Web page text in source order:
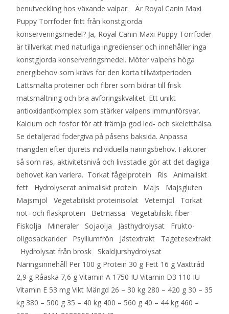
benutveckling hos växande valpar. Är Royal Canin Maxi
Puppy Torrfoder fritt från konstgjorda
konserveringsmedel? Ja, Royal Canin Maxi Puppy Torrfoder
är tillverkat med naturliga ingredienser och innehåller inga
konstgjorda konserveringsmedel. Möter valpens höga
energibehov som krävs för den korta tillväxtperioden.
Lättsmälta proteiner och fibrer som bidrar till frisk
matsmältning och bra avföringskvalitet. Ett unikt
antioxidantkomplex som stärker valpens immunförsvar.
Kalcium och fosfor för att främja god led- och skeletthälsa.
Se detaljerad fodergiva på påsens baksida. Anpassa
mängden efter djurets individuella näringsbehov. Faktorer
så som ras, aktivitetsnivå och livsstadie gör att det dagliga
behovet kan variera. Torkat fågelprotein Ris Animaliskt
fett Hydrolyserat animaliskt protein Majs Majsgluten
Majsmjöl Vegetabiliskt proteinisolat Vetemjöl Torkat
nöt- och fläskprotein Betmassa Vegetabiliskt fiber
Fiskolja Mineraler Sojaolja Jästhydrolysat Frukto-
oligosackarider Psylliumfrön Jästextrakt Tagetesextrakt
Hydrolysat från brosk Skaldjurshydrolysat
Näringsinnehåll Per 100 g Protein 30 g Fett 16 g Växttråd
2,9 g Råaska 7,6 g Vitamin A 1750 IU Vitamin D3 110 IU
Vitamin E 53 mg Vikt Mängd 26 – 30 kg 280 – 420 g 30 – 35
kg 380 – 500 g 35 – 40 kg 400 – 560 g 40 – 44 kg 460 –